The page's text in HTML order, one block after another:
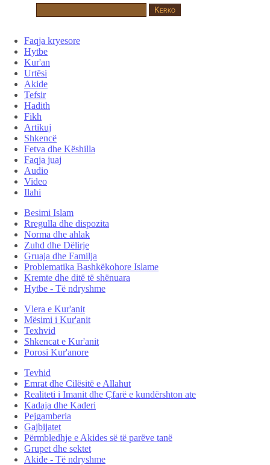
Faqja kryesore
Hytbe
Kur'an
Urtësi
Akide
Tefsir
Hadith
Fikh
Artikuj
Shkencë
Fetva dhe Këshilla
Faqja juaj
Audio
Video
Ilahi
Besimi Islam
Rregulla dhe dispozita
Norma dhe ahlak
Zuhd dhe Dëlirje
Gruaja dhe Familja
Problematika Bashkëkohore Islame
Kremte dhe ditë të shënuara
Hytbe - Të ndryshme
Vlera e Kur'anit
Mësimi i Kur'anit
Texhvid
Shkencat e Kur'anit
Porosi Kur'anore
Tevhid
Emrat dhe Cilësitë e Allahut
Realiteti i Imanit dhe Çfarë e kundërshton ate
Kadaja dhe Kaderi
Pejgamberia
Gajbijatet
Përmbledhje e Akides së të parëve tanë
Grupet dhe sektet
Akide - Të ndryshme